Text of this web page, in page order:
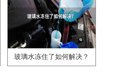
玻璃水冻住了如何解决？